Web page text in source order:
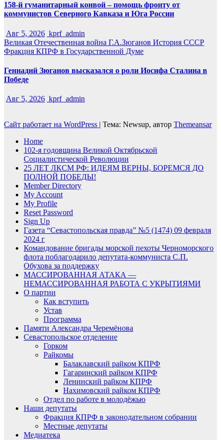
158-й гуманитарный конвой – помощь фронту от
коммунистов Северного Кавказа и Юга России
Авг 5, 2026 kprf_admin
Великая Отечественная война Г.А.Зюганов История СССР
Фракция КПРФ в Государственной Думе
Геннадий Зюганов высказался о роли Иосифа Сталина в
Победе
Авг 5, 2026 kprf_admin
Сайт работает на WordPress | Тема: Newsup, автор Themeansar
Home
102-я годовщина Великой Октябрьской
Социалистической Революции
25 ЛЕТ ЛКСМ РФ: ИДЕЯМ ВЕРНЫ, БОРЕМСЯ ДО
ПОЛНОЙ ПОБЕДЫ!
Member Directory
My Account
My Profile
Reset Password
Sign Up
Газета “Севастопольская правда” №5 (1474) 09 февраля
2024 г
Командование бригады морской пехоты Черноморского
флота поблагодарило депутата-коммуниста С.П.
Обухова за поддержку
МАССИРОВАННАЯ АТАКА —
НЕМАССИРОВАННАЯ РАБОТА С УКРЫТИЯМИ
О партии
Как вступить
Устав
Программа
Памяти Александра Черемёнова
Севастопольское отделение
Горком
Райкомы
Балаклавский райком КПРФ
Гагаринский райком КПРФ
Ленинский райком КПРФ
Нахимовский райком КПРФ
Отдел по работе в молодёжью
Наши депутаты
Фракция КПРФ в законодательном собрании
Местные депутаты
Медиатека